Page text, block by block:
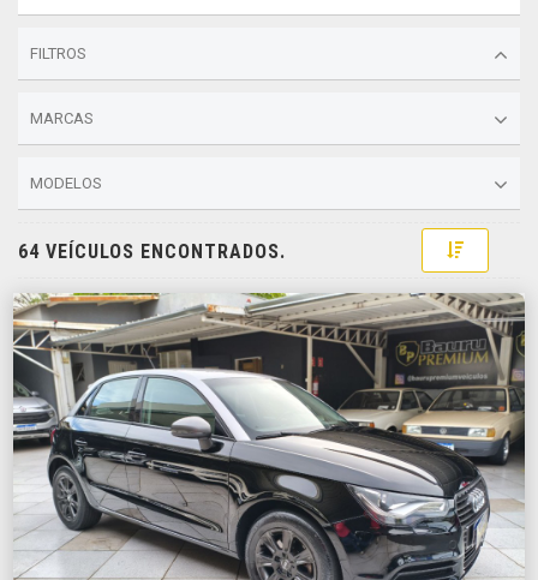
FILTROS
MARCAS
MODELOS
64 VEÍCULOS ENCONTRADOS. Toggle